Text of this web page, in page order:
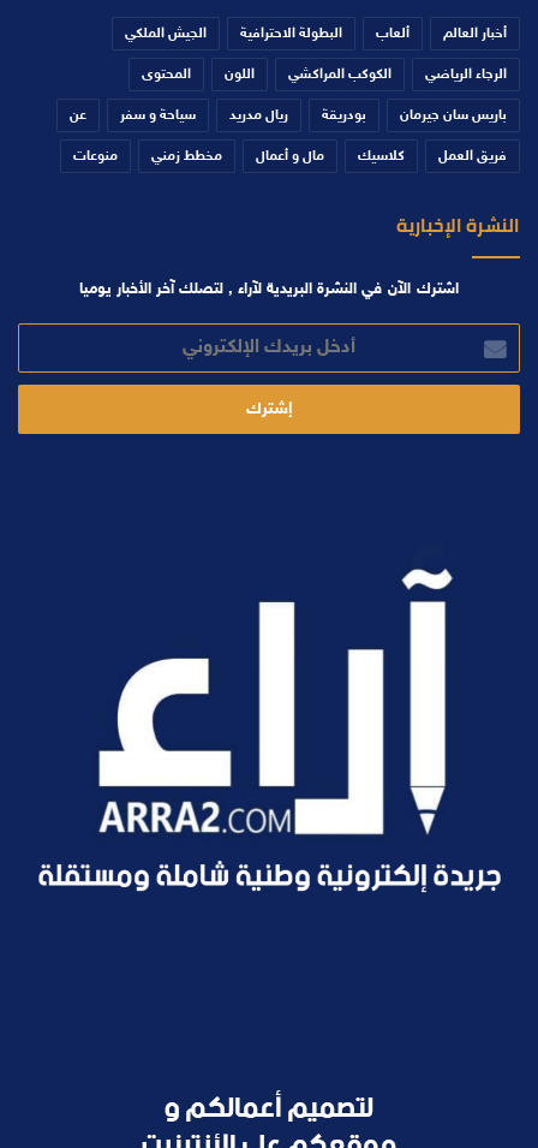
أخبار العالم ألعاب البطولة الاحترافية الجيش الملكي
الرجاء الرياضي الكوكب المراكشي اللون المحتوى
باريس سان جيرمان بودريقة ريال مدريد سياحة و سفر عن
فريق العمل كلاسيك مال و أعمال مخطط زمني منوعات
النشرة الإخبارية
اشترك الآن في النشرة البريدية لآراء , لتصلك آخر الأخبار يوميا
بريدك
الإلكتروني